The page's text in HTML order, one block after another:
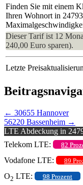
Finden Sie mit einem
Ihren Wohnort in
Dieser Tarif ist 12
240,00 Euro sparen).
Letzte
← 30655 Hannover
56220 Bassenheim →
LTE Abdeckung in
Telekom LTE:
82
Vodafone LTE: 89
O2 LTE: 98 Prozent